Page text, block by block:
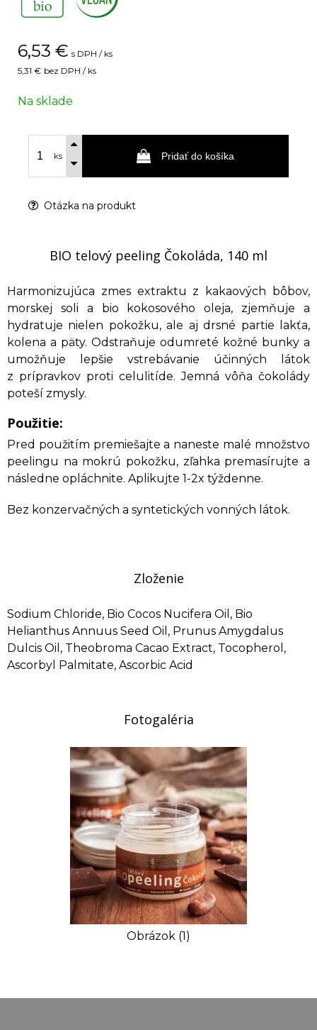
6,53 € s DPH / ks
5,31 € bez DPH / ks
Na sklade
ks Pridať do košíka
Otázka na produkt
BIO telový peeling Čokoláda, 140 ml
Harmonizujúca zmes extraktu z kakaových bôbov,
morskej soli a bio kokosového oleja, zjemňuje a
hydratuje nielen pokožku, ale aj drsné partie lakťa,
kolena a päty. Odstraňuje odumreté kožné bunky a
umožňuje lepšie vstrebávanie účinných látok
z prípravkov proti celulitíde. Jemná vôňa čokolády
poteší zmysly.
Použitie:
Pred použitím premiešajte a naneste malé množstvo
peelingu na mokrú pokožku, zľahka premasírujte a
následne opláchnite. Aplikujte 1-2x týždenne.
Bez konzervačných a syntetických vonných látok.
Zloženie
Sodium Chloride, Bio Cocos Nucifera Oil, Bio
Helianthus Annuus Seed Oil, Prunus Amygdalus
Dulcis Oil, Theobroma Cacao Extract, Tocopherol,
Ascorbyl Palmitate, Ascorbic Acid
Fotogaléria
Obrázok (1)